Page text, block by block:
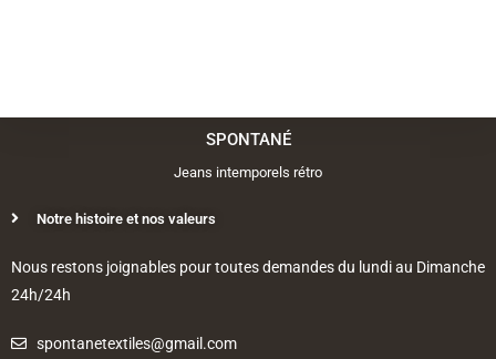
SPONTANÉ
Jeans intemporels rétro
Notre histoire et nos valeurs
Nous restons joignables pour toutes demandes du lundi au Dimanche
24h/24h
spontanetextiles@gmail.com